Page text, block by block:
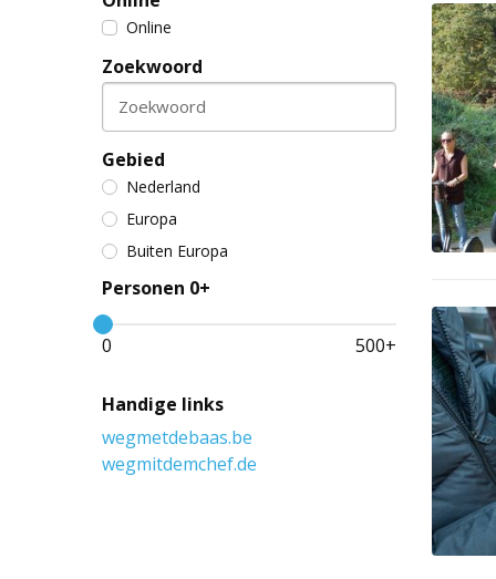
Online
Zoekwoord
Zoekwoord
Gebied
Nederland
Europa
Buiten Europa
Personen 0+
0 500+
Handige links
wegmetdebaas.be
wegmitdemchef.de